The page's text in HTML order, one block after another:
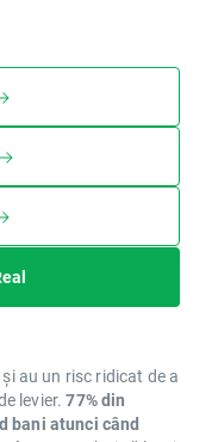
au un risc ridicat de a
levier.77% din
bani atunci când